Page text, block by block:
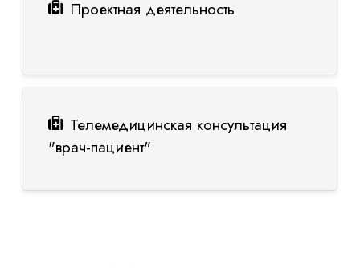
Проектная деятельность
Телемедицинская консультация
"врач-пациент"